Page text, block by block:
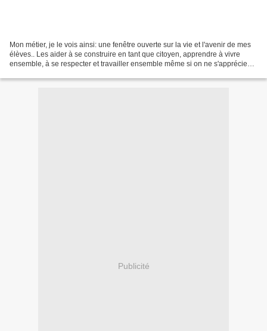
Mon métier, je le vois ainsi: une fenêtre ouverte sur la vie et l'avenir de mes
élèves.. Les aider à se construire en tant que citoyen, apprendre à vivre
ensemble, à se respecter et travailler ensemble même si on ne s'apprécie
Publicité